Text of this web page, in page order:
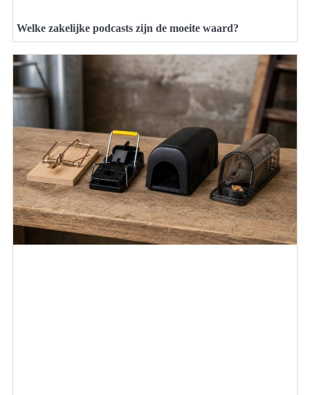
Welke zakelijke podcasts zijn de moeite waard?